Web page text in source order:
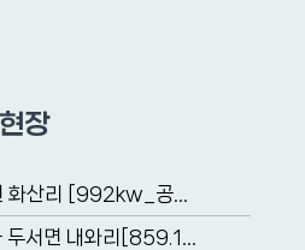
장
화산리 [992kw_공…
두서면 내와리[859.1…